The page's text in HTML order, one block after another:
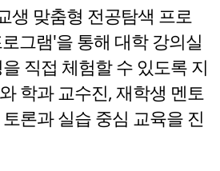
생 맞춤형 전공탐색 프로
그램'을 통해 대학 강의실
직접 체험할 수 있도록 지
학과 교수진, 재학생 멘토
론과 실습 중심 교육을 진